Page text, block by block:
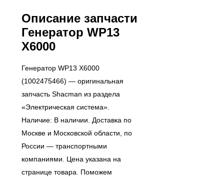
Описание запчасти
Генератор WP13
X6000
Генератор WP13 X6000
(1002475466) — оригинальная
запчасть Shacman из раздела
«Электрическая система».
Наличие: В наличии. Доставка по
Москве и Московской области, по
России — транспортными
компаниями. Цена указана на
странице товара. Поможем